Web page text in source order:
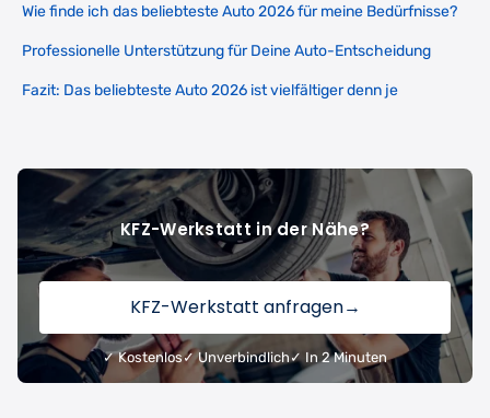
Wie finde ich das beliebteste Auto 2026 für meine Bedürfnisse?
Professionelle Unterstützung für Deine Auto-Entscheidung
Fazit: Das beliebteste Auto 2026 ist vielfältiger denn je
KFZ-Werkstatt in der Nähe?
KFZ-Werkstatt anfragen→
✓ Kostenlos✓ Unverbindlich ✓ In 2 Minuten